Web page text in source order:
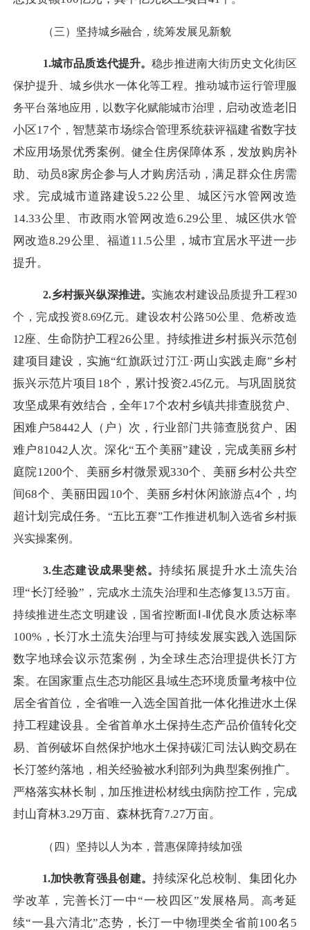
（三）坚持城乡融合，统筹发展见新貌
1.城市品质迭代提升。稳步推进南大街历史文化街区
保护提升、城乡供水一体化等工程。 推动城市运行管理服
务平台落地应用，以数字化赋能城市治理， 启动改造老旧
小区17个 ， 智慧菜市场综合管理系统获评福建省数字技
术应用场景优秀案例 。健全住房保障体系，发放购房补
助、动员8家房企参与人才购房活动，满足群众住房需
求。完成城市道路建设5.22公里、城区污水管网改造
14.33公里、市政雨水管网改造6.29公里、城区供水管
网改造8.29公里、福道11.5公里，城市宜居水平进一步
提升。
2.乡村振兴纵深推进。 实施农村建设品质提升工程30
个，完成投资8.69亿元。建设农村公路50公里、危桥改造
1 2座、生命防护工程26公里 。 持续推进乡村振兴示范创
建项目建设，实施“红旗跃过汀江·两山实践走廊”乡村
振兴示范片项目18个， 累计投资2.45亿元。与巩固脱贫
攻坚成果有效结合，全年17个农村乡镇共排查脱贫户、
困难户58442人（户）次，行业部门共筛查脱贫户、困
难户81042人次。深化“五个美丽”建设，完成美丽乡村
庭院1200个、美丽乡村微景观330个、美丽乡村公共空
间68个、美丽田园10个、美丽乡村休闲旅游点4个，均
超计划完成任务。 “五比五赛”工作推进机制入选省乡村振
兴实操案例。
3.生态建设成果斐然。 持续拓展提升水土流失治
理“长汀经验”， 完成水土流失治理和生态修复13.5万亩。
持续推进生态文明建设，国省控断面 Ⅰ-Ⅱ 优良水质达标率
100%，长汀水土流失治理与可持续发展实践入选国际
数字地球会议示范案例，为全球生态治理提供长汀方
案。在国家重点生态功能区县域生态环境质量考核中位
居全省首位，全省唯一入选全国首批一体化推进水土保
持工程建设县。全省首单水土保持生态产品价值转化交
易、首例破坏自然保护地水土保持碳汇司法认购交易在
长汀签约落地，相关经验被水利部列为典型案例推广。
严格落实林长制，加压推进松材线虫病防控工作，完成
封山育林3.29万亩、森林抚育7.27万亩。
（四）坚持以人为本，普惠保障持续加强
1.加快教育强县创建。 持续深化总校制、集团化办
学改革，完善长汀一中“一校四区”发展格局 。 高考延
续“一县六清北”态势，长汀一中物理类全省前100名5